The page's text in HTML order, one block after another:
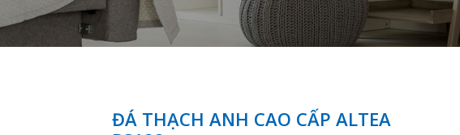
ĐÁ THẠCH ANH CAO CẤP ALTEA